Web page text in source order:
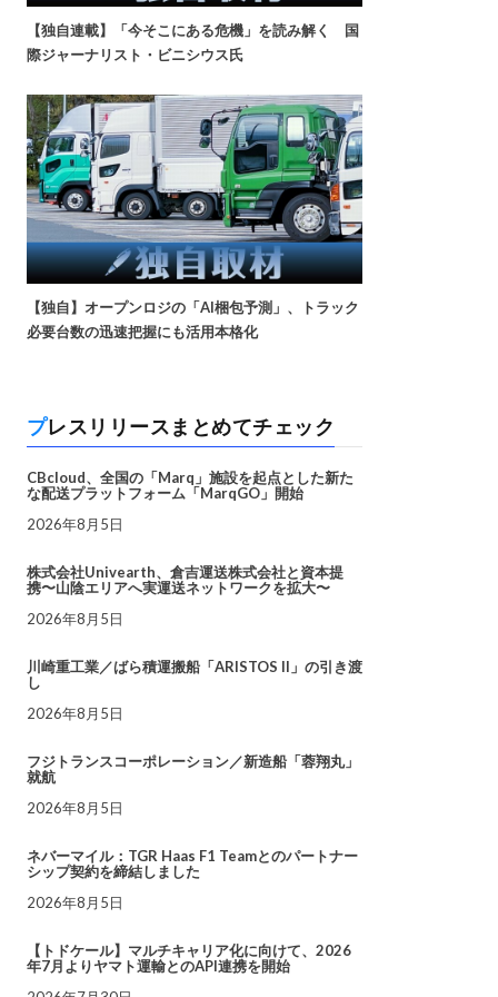
【独自連載】「今そこにある危機」を読み解く 国
際ジャーナリスト・ビニシウス氏
【独自】オープンロジの「AI梱包予測」、トラック
必要台数の迅速把握にも活用本格化
プレスリリースまとめてチェック
CBcloud、全国の「Marq」施設を起点とした新た
な配送プラットフォーム「MarqGO」開始
2026年8月5日
株式会社Univearth、倉吉運送株式会社と資本提
携〜山陰エリアへ実運送ネットワークを拡大〜
2026年8月5日
川崎重工業／ばら積運搬船「ARISTOS II」の引き渡
し
2026年8月5日
フジトランスコーポレーション／新造船「蓉翔丸」
就航
2026年8月5日
ネバーマイル：TGR Haas F1 Teamとのパートナー
シップ契約を締結しました
2026年8月5日
【トドケール】マルチキャリア化に向けて、2026
年7月よりヤマト運輸とのAPI連携を開始